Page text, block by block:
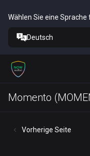
Wählen Sie eine
Deutsch
Momento
Vorherige Seite